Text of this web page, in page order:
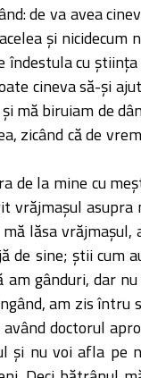
de va avea
şi
cu
cineva să-şi
biruiam de
zicând că de
de la mine cu
vrăjmaşul
lăsa vrăjmaşul,
sine; ştii cum
gânduri, dar
am zis
doctorul
nu voi afla pe